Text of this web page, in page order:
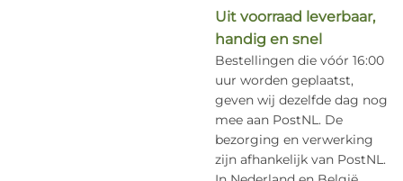
Uit voorraad leverbaar,
handig en snel
Bestellingen die vóór 16:00
uur worden geplaatst,
geven wij dezelfde dag nog
mee aan PostNL. De
bezorging en verwerking
zijn afhankelijk van PostNL.